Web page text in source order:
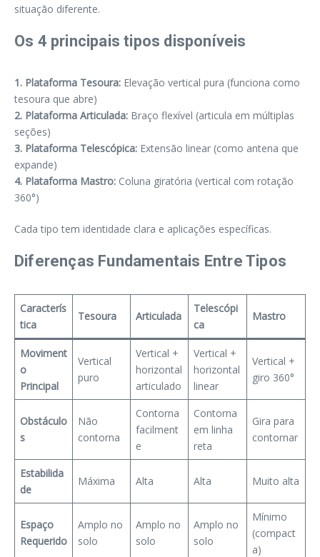
situação diferente.
Os 4 principais tipos disponíveis
1. Plataforma Tesoura: Elevação vertical pura (funciona como
tesoura que abre)
2. Plataforma Articulada: Braço flexível (articula em múltiplas
seções)
3. Plataforma Telescópica: Extensão linear (como antena que
expande)
4. Plataforma Mastro: Coluna giratória (vertical com rotação
360°)
Cada tipo tem identidade clara e aplicações específicas.
Diferenças Fundamentais Entre Tipos
Caracterís
tica
Tesoura Articulada
Telescópi
ca
Mastro
Moviment
o
Principal
Vertical
puro
Vertical +
horizontal
articulado
Vertical +
horizontal
linear
Vertical +
giro 360°
Obstáculo
s
Não
contorna
Contorna
facilment
e
Contorna
em linha
reta
Gira para
contornar
Estabilida
de
Máxima Alta Alta Muito alta
Espaço
Requerido
Amplo no
solo
Amplo no
solo
Amplo no
solo
Mínimo
(compact
a)